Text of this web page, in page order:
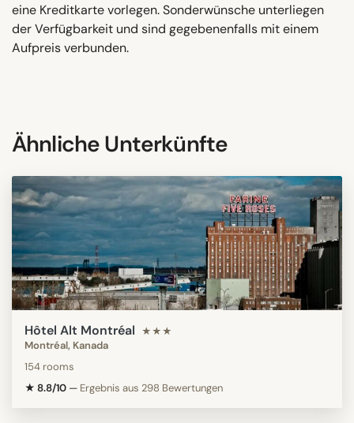
eine Kreditkarte vorlegen. Sonderwünsche unterliegen
der Verfügbarkeit und sind gegebenenfalls mit einem
Aufpreis verbunden.
Ähnliche Unterkünfte
Hôtel Alt Montréal ★★★
Montréal, Kanada
154 rooms
★ 8.8/10 — Ergebnis aus 298 Bewertungen